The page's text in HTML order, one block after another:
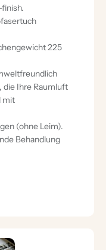
225
die Ihre Raumluft
mit
(ohne Leim).
Behandlung